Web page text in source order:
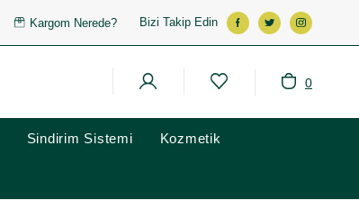
Kargom Nerede? Bizi Takip Edin
0
Sindirim Sistemi Kozmetik